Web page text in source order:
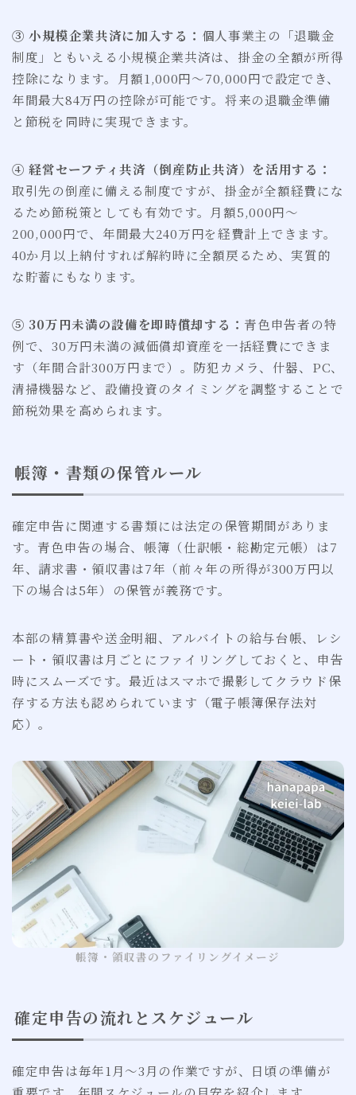
③ 小規模企業共済に加入する： 個人事業主の「退職金
制度」ともいえる小規模企業共済は、掛金の全額が所得
控除になります。月額1,000円〜70,000円で設定でき、
年間最大84万円の控除が可能です。将来の退職金準備
と節税を同時に実現できます。
④ 経営セーフティ共済（倒産防止共済）を活用する：
取引先の倒産に備える制度ですが、掛金が全額経費にな
るため節税策としても有効です。月額5,000円〜
200,000円で、年間最大240万円を経費計上できます。
40か月以上納付すれば解約時に全額戻るため、実質的
な貯蓄にもなります。
⑤ 30万円未満の設備を即時償却する： 青色申告者の特
例で、30万円未満の減価償却資産を一括経費にできま
す（年間合計300万円まで）。防犯カメラ、什器、PC、
清掃機器など、設備投資のタイミングを調整することで
節税効果を高められます。
帳簿・書類の保管ルール
確定申告に関連する書類には法定の保管期間がありま
す。青色申告の場合、帳簿（仕訳帳・総勘定元帳）は7
年、請求書・領収書は7年（前々年の所得が300万円以
下の場合は5年）の保管が義務です。
本部の精算書や送金明細、アルバイトの給与台帳、レシ
ート・領収書は月ごとにファイリングしておくと、申告
時にスムーズです。最近はスマホで撮影してクラウド保
存する方法も認められています（電子帳簿保存法対
応）。
帳簿・領収書のファイリングイメージ
確定申告の流れとスケジュール
確定申告は毎年1月〜3月の作業ですが、日頃の準備が
重要です。年間スケジュールの目安を紹介します。